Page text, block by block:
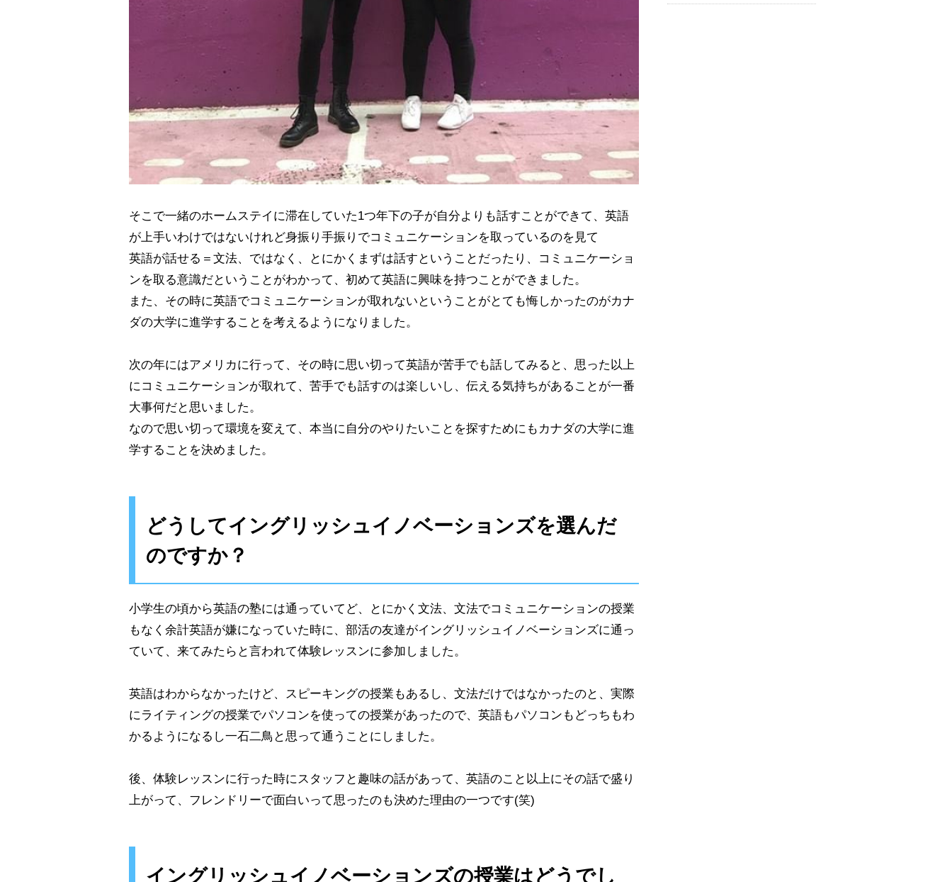
そこで一緒のホームステイに滞在していた1つ年下の子が自分よりも話すことができて、英語
が上手いわけではないけれど身振り手振りでコミュニケーションを取っているのを見て
英語が話せる＝文法、ではなく、とにかくまずは話すということだったり、コミュニケーショ
ンを取る意識だということがわかって、初めて英語に興味を持つことができました。
また、その時に英語でコミュニケーションが取れないということがとても悔しかったのがカナ
ダの大学に進学することを考えるようになりました。
次の年にはアメリカに行って、その時に思い切って英語が苦手でも話してみると、思った以上
にコミュニケーションが取れて、苦手でも話すのは楽しいし、伝える気持ちがあることが一番
大事何だと思いました。
なので思い切って環境を変えて、本当に自分のやりたいことを探すためにもカナダの大学に進
学することを決めました。
どうしてイングリッシュイノベーションズを選んだ
のですか？
小学生の頃から英語の塾には通っていてど、とにかく文法、文法でコミュニケーションの授業
もなく余計英語が嫌になっていた時に、部活の友達がイングリッシュイノベーションズに通っ
ていて、来てみたらと言われて体験レッスンに参加しました。
英語はわからなかったけど、スピーキングの授業もあるし、文法だけではなかったのと、実際
にライティングの授業でパソコンを使っての授業があったので、英語もパソコンもどっちもわ
かるようになるし一石二鳥と思って通うことにしました。
後、体験レッスンに行った時にスタッフと趣味の話があって、英語のこと以上にその話で盛り
上がって、フレンドリーで面白いって思ったのも決めた理由の一つです(笑)
イングリッシュイノベーションズの授業はどうでし